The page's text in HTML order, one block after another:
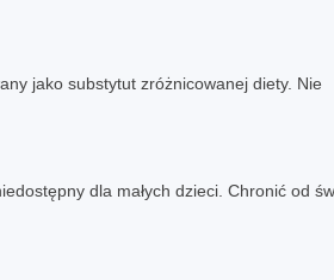
jako substytut zróżnicowanej diety. Nie
dla małych dzieci. Chronić od